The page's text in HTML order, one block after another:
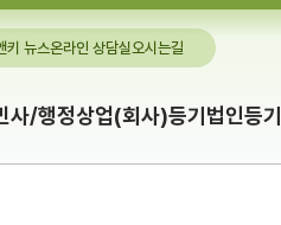
키 뉴스온라인 상담실오시는길
사/행정상업(회사)등기 법인등기